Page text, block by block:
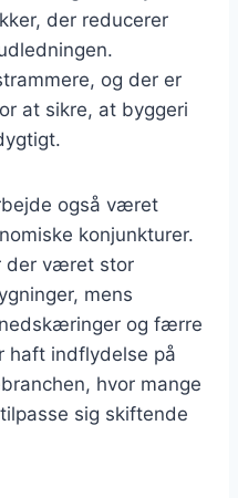
der reducerer
og der er
at sikre, at byggeri
også været
konjunkturer.
der været stor
mens
og færre
haft indflydelse på
hvor mange
sig skiftende